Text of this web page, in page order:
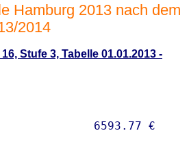
Hamburg 2013 nach dem
2014
Stufe 3, Tabelle 01.01.2013 -